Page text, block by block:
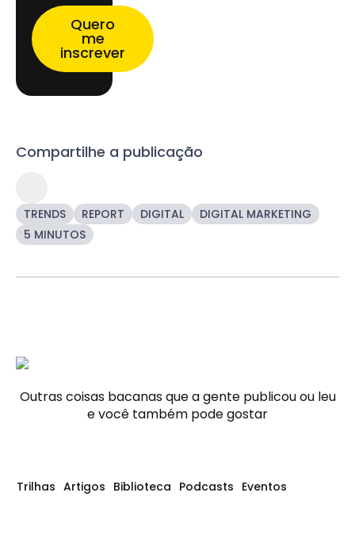
Quero
me
inscrever
Compartilhe a publicação
TRENDS REPORT DIGITAL
DIGITAL MARKETING
5 MINUTOS
Outras coisas bacanas que a gente publicou ou leu
e você também pode gostar
Trilhas Artigos Biblioteca Podcasts Eventos